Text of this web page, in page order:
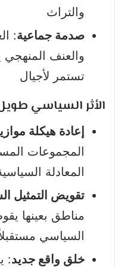
والتراث
صدمة جماعية
والعنف
تستمر لأجيال
الأثر السياسي
إعادة هيكلة
المجموعات
المعادلة
تقويض التمثيل
مناطق بعينها
السياسي
خلق واقع جديد: